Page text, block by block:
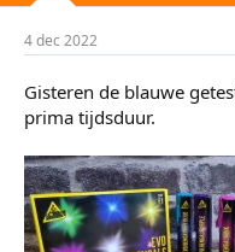
4 dec 2022
Gisteren de blauwe
prima tijdsduur.